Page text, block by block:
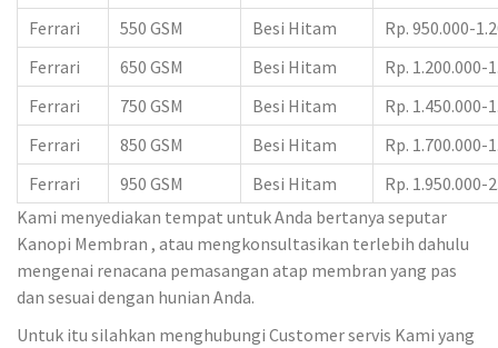
Ferrari 550 GSM Besi Hitam
Rp. 950.000-
Ferrari
650 GSM Besi Hitam
Rp. 1.200.000-
Ferrari
750 GSM Besi Hitam
Rp. 1.450.000-
Ferrari
850 GSM Besi Hitam
Rp. 1.700.000-
Ferrari
950 GSM Besi Hitam
Rp. 1.950.000-
Kami menyediakan tempat untuk Anda bertanya seputar
Kanopi Membran , atau mengkonsultasikan terlebih dahulu
mengenai renacana pemasangan atap membran yang pas
dan sesuai dengan hunian Anda.
Untuk itu silahkan menghubungi Customer servis Kami yang